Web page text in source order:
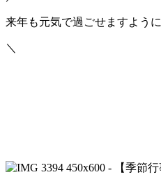
来年も元気で過ごせますように
＼